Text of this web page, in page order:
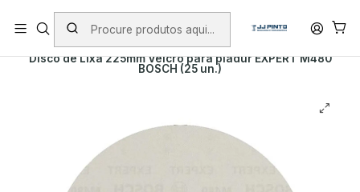
PORTES INCLUÍDOS EM ENCOMENDAS +75€ (excepto ilhas)
Início PRODUTOS ACESSÓRIOS
Disco de Lixa 225mm Velcro para pladur EXPERT M480
BOSCH (25 un.)